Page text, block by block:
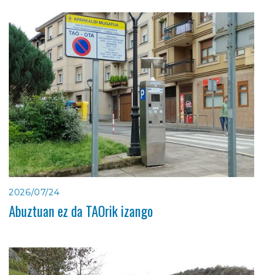
2026/07/24
Abuztuan ez da TAOrik izango